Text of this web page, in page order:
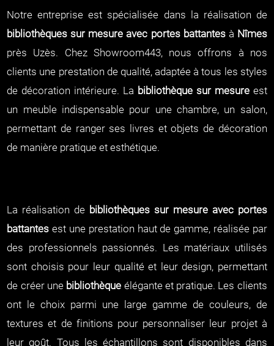
Notre entreprise est spécialisée dans la réalisation de
bibliothèques sur mesure avec portes battantesà Nîmes
près Uzès. Chez Showroom443, nous offrons à nos
clients une prestation de qualité, adaptée à tous les styles
de décoration intérieure. La bibliothèque sur mesureest
un meuble indispensable pour une chambre, un salon,
permettant de ranger ses livres et objets de décoration
de manière pratique et esthétique.
La réalisation de bibliothèques sur mesure avec portes
battantes est une prestation haut de gamme, réalisée par
des professionnels passionnés. Les matériaux utilisés
sont choisis pour leur qualité et leur design, permettant
de créer unebibliothèque élégante et pratique. Les clients
ont le choix parmi une large gamme de couleurs, de
textures et de finitions pour personnaliser leur projet à
leur goût. Tous les échantillons sont disponibles dans